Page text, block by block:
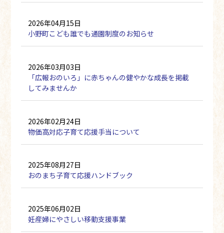
2026年04月15日
小野町こども誰でも通園制度のお知らせ
2026年03月03日
「広報おのいろ」に赤ちゃんの健やかな成長を掲載
してみませんか
2026年02月24日
物価高対応子育て応援手当について
2025年08月27日
おのまち子育て応援ハンドブック
2025年06月02日
妊産婦にやさしい移動支援事業